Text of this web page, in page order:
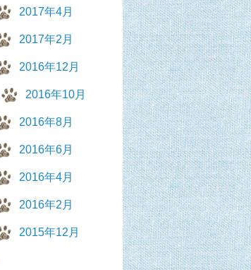
2017年4月
2017年2月
2016年12月
2016年10月
2016年8月
2016年6月
2016年4月
2016年2月
2015年12月